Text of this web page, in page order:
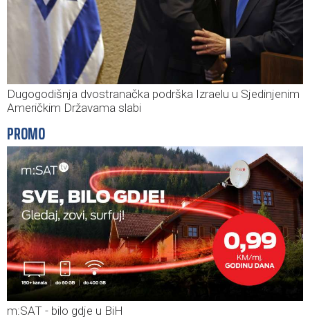
Dugogodišnja dvostranačka podrška Izraelu u Sjedinjenim
Američkim Državama slabi
PROMO
m:SAT - bilo gdje u BiH